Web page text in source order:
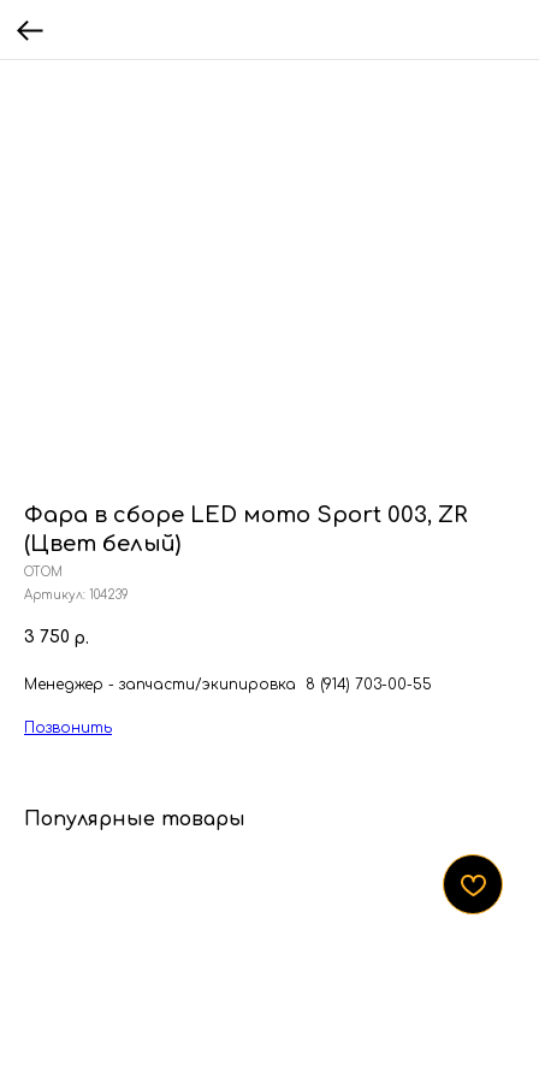
Фара в сборе LED мото Sport 003, ZR
(Цвет белый)
ОТОМ
Артикул: 104239
3 750 р.
Менеджер - запчасти/экипировка 8 (914) 703-00-55
Позвонить
Популярные товары